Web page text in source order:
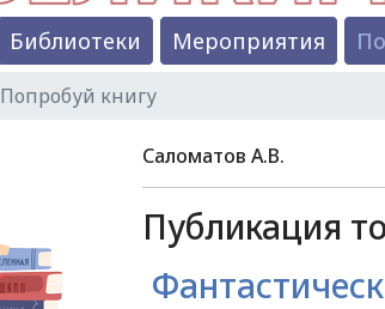
Библиотеки Мероприятия
Попробуй книгу
Саломатов А.В.
Публикация